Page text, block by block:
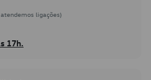
ligações)
17h.